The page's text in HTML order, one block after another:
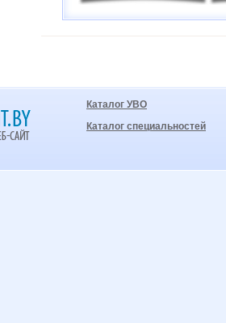
Каталог УВО
Каталог специальностей